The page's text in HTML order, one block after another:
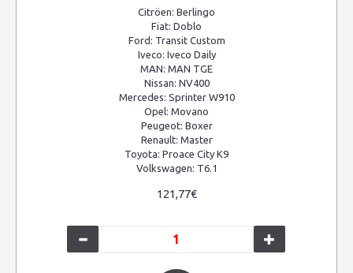
Citröen: Berlingo
Fiat: Doblo
Ford: Transit Custom
Iveco: Iveco Daily
MAN: MAN TGE
Nissan: NV400
Mercedes: Sprinter W910
Opel: Movano
Peugeot: Boxer
Renault: Master
Toyota: Proace City K9
Volkswagen: T6.1
121,77€